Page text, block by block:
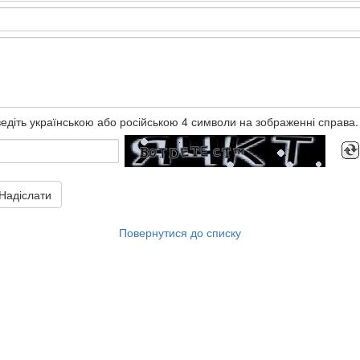
українською або російською 4 символи на зображенні справа.
Повернутися до списку